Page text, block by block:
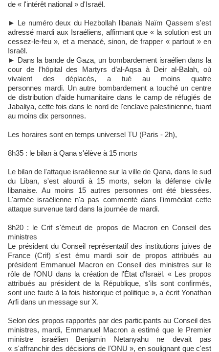
de « l'intérêt national » d'Israël.
► Le numéro deux du Hezbollah libanais Naïm Qassem s'est
adressé mardi aux Israéliens, affirmant que « la solution est un
cessez-le-feu », et a menacé, sinon, de frapper « partout » en
Israël.
► Dans la bande de Gaza, un bombardement israélien dans la
cour de l’hôpital des Martyrs d’al-Aqsa à Deir al-Balah, où
vivaient des déplacés, a tué au moins quatre
personnes mardi. Un autre bombardement a touché un centre
de distribution d’aide humanitaire dans le camp de réfugiés de
Jabaliya, cette fois dans le nord de l'enclave palestinienne, tuant
au moins dix personnes.
Les horaires sont en temps universel TU (Paris - 2h),
8h35 : le bilan à Qana s'élève à 15 morts
Le bilan de l'attaque israélienne sur la ville de Qana, dans le sud
du Liban, s'est alourdi à 15 morts, selon la défense civile
libanaise. Au moins 15 autres personnes ont été blessées.
L'armée israélienne n'a pas commenté dans l'immédiat cette
attaque survenue tard dans la journée de mardi.
8h20 : le Crif s'émeut de propos de Macron en Conseil des
ministres
Le président du Conseil représentatif des institutions juives de
France (Crif) s'est ému mardi soir de propos attribués au
président Emmanuel Macron en Conseil des ministres sur le
rôle de l'ONU dans la création de l'État d'Israël. « Les propos
attribués au président de la République, s'ils sont confirmés,
sont une faute à la fois historique et politique », a écrit Yonathan
Arfi dans un message sur X.
Selon des propos rapportés par des participants au Conseil des
ministres, mardi, Emmanuel Macron a estimé que le Premier
ministre israélien Benjamin Netanyahu ne devait pas
« s'affranchir des décisions de l'ONU », en soulignant que c'est